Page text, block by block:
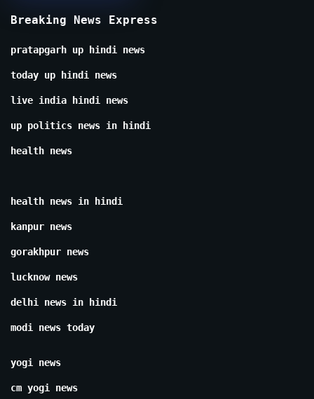
Breaking News Express
pratapgarh up hindi news
today up hindi news
live india hindi news
up politics news in hindi
health news
health news in hindi
kanpur news
gorakhpur news
lucknow news
delhi news in hindi
modi news today
yogi news
cm yogi news